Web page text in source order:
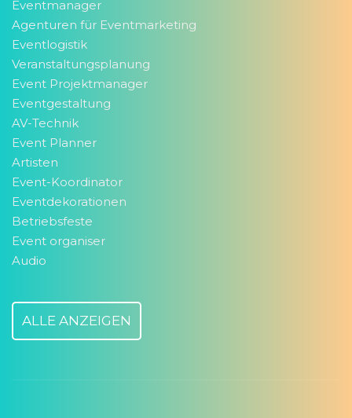
Eventmanager
Agenturen für Eventmarketing
Eventlogistik
Veranstaltungsplanung
Event Projektmanager
Eventgestaltung
AV-Technik
Event Planner
Artisten
Event-Koordinator
Eventdekorationen
Betriebsfeste
Event organiser
Audio
ALLE ANZEIGEN